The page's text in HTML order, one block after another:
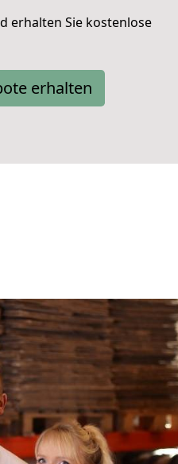
erhalten Sie kostenlose
erhalten